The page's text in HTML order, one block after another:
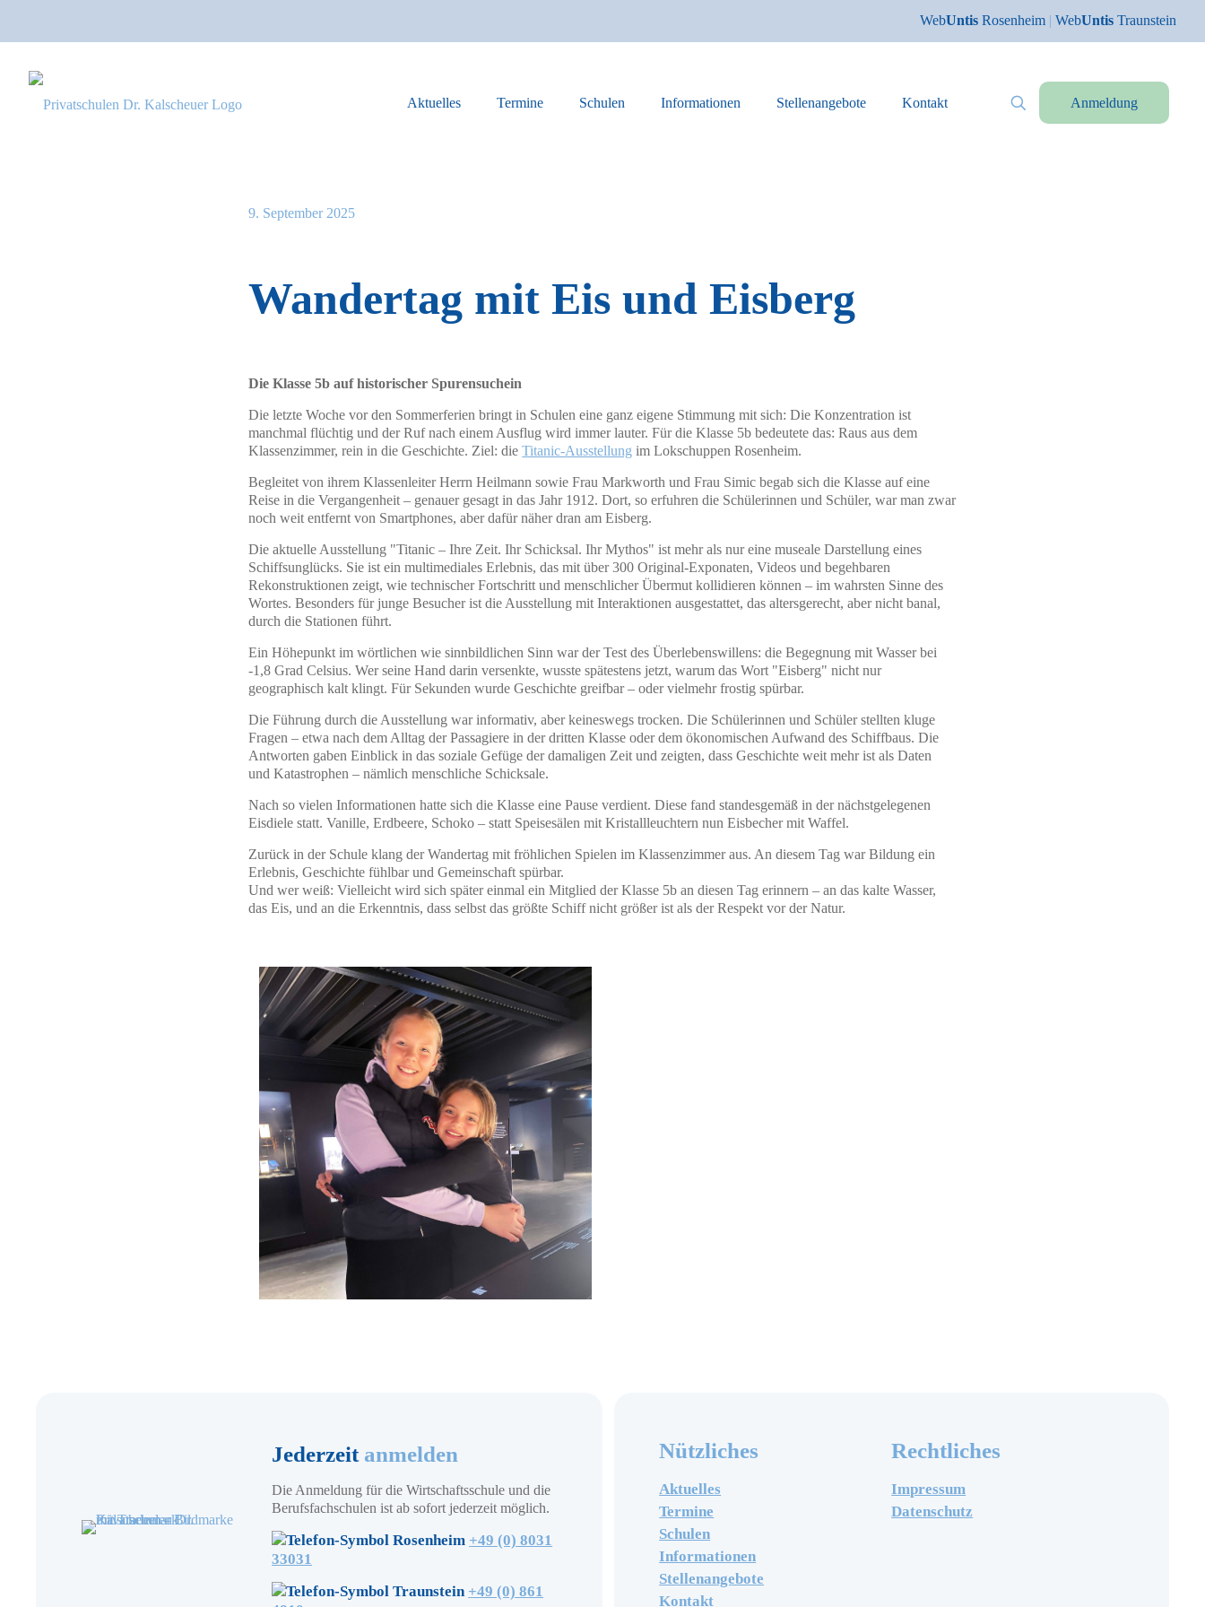
WebUntis Rosenheim | WebUntis Traunstein
Aktuelles Termine Schulen Informationen Stellenangebote Kontakt Anmeldung
9. September 2025
Wandertag mit Eis und Eisberg
Die Klasse 5b auf historischer Spurensuchein
Die letzte Woche vor den Sommerferien bringt in Schulen eine ganz eigene Stimmung mit sich: Die Konzentration ist
manchmal flüchtig und der Ruf nach einem Ausflug wird immer lauter. Für die Klasse 5b bedeutete das: Raus aus dem
Klassenzimmer, rein in die Geschichte. Ziel: dieTitanic-Ausstellung im Lokschuppen Rosenheim.
Begleitet von ihrem Klassenleiter Herrn Heilmann sowie Frau Markworth und Frau Simic begab sich die Klasse auf eine
Reise in die Vergangenheit – genauer gesagt in das Jahr 1912. Dort, so erfuhren die Schülerinnen und Schüler, war man zwar
noch weit entfernt von Smartphones, aber dafür näher dran am Eisberg.
Die aktuelle Ausstellung "Titanic – Ihre Zeit. Ihr Schicksal. Ihr Mythos" ist mehr als nur eine museale Darstellung eines
Schiffsunglücks. Sie ist ein multimediales Erlebnis, das mit über 300 Original-Exponaten, Videos und begehbaren
Rekonstruktionen zeigt, wie technischer Fortschritt und menschlicher Übermut kollidieren können – im wahrsten Sinne des
Wortes. Besonders für junge Besucher ist die Ausstellung mit Interaktionen ausgestattet, das altersgerecht, aber nicht banal,
durch die Stationen führt.
Ein Höhepunkt im wörtlichen wie sinnbildlichen Sinn war der Test des Überlebenswillens: die Begegnung mit Wasser bei
-1,8 Grad Celsius. Wer seine Hand darin versenkte, wusste spätestens jetzt, warum das Wort "Eisberg" nicht nur
geographisch kalt klingt. Für Sekunden wurde Geschichte greifbar – oder vielmehr frostig spürbar.
Die Führung durch die Ausstellung war informativ, aber keineswegs trocken. Die Schülerinnen und Schüler stellten kluge
Fragen – etwa nach dem Alltag der Passagiere in der dritten Klasse oder dem ökonomischen Aufwand des Schiffbaus. Die
Antworten gaben Einblick in das soziale Gefüge der damaligen Zeit und zeigten, dass Geschichte weit mehr ist als Daten
und Katastrophen – nämlich menschliche Schicksale.
Nach so vielen Informationen hatte sich die Klasse eine Pause verdient. Diese fand standesgemäß in der nächstgelegenen
Eisdiele statt. Vanille, Erdbeere, Schoko – statt Speisesälen mit Kristallleuchtern nun Eisbecher mit Waffel.
Zurück in der Schule klang der Wandertag mit fröhlichen Spielen im Klassenzimmer aus. An diesem Tag war Bildung ein
Erlebnis, Geschichte fühlbar und Gemeinschaft spürbar.
Und wer weiß: Vielleicht wird sich später einmal ein Mitglied der Klasse 5b an diesen Tag erinnern – an das kalte Wasser,
das Eis, und an die Erkenntnis, dass selbst das größte Schiff nicht größer ist als der Respekt vor der Natur.
Jederzeit anmelden
Die Anmeldung für die Wirtschaftsschule und die
Berufsfachschulen ist ab sofort jederzeit möglich.
Rosenheim +49 (0) 8031
33031
Traunstein +49 (0) 861
Nützliches
Aktuelles
Termine
Schulen
Informationen
Stellenangebote
Kontakt
Rechtliches
Impressum
Datenschutz